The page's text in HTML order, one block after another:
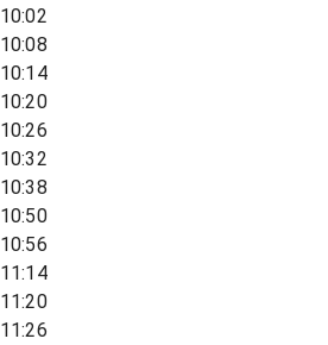
10:02
10:08
10:14
10:20
10:26
10:32
10:38
10:50
10:56
11:14
11:20
11:26